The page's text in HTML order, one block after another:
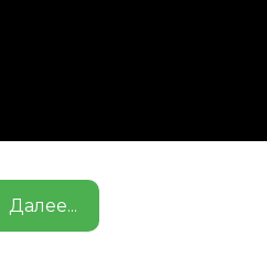
Далее...